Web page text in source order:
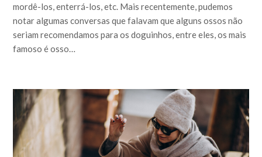
mordê-los, enterrá-los, etc. Mais recentemente, pudemos
notar algumas conversas que falavam que alguns ossos não
seriam recomendamos para os doguinhos, entre eles, os mais
famoso é osso…